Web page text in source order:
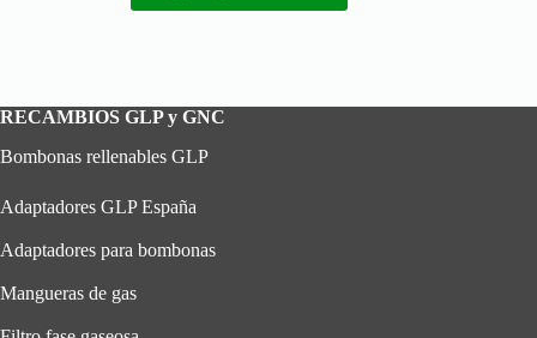
RECAMBIOS GLP y GNC
Bombonas rellenables GLP
Adaptadores GLP España
Adaptadores para bombonas
Mangueras de gas